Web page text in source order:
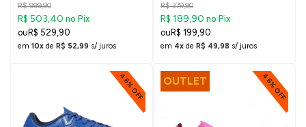
R$ 999,90
R$ 503,40 no Pix
R$ 529,90
em 10x de R$ 52,99 s/ juros
R$ 379,90
R$ 189,90 no Pix
R$ 199,90
em 4x de R$ 49,98 s/ juros
46% OFF OUTLET 46% OFF